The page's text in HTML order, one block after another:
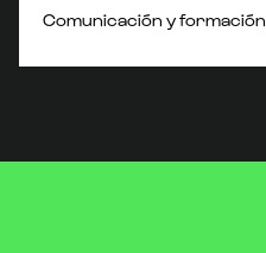
Comunicación y formación